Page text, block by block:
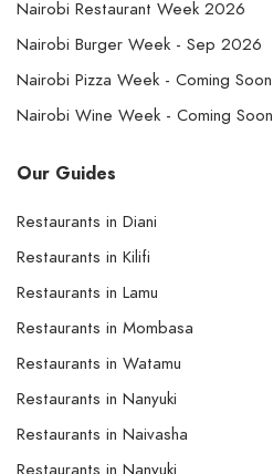
Nairobi Restaurant Week 2026
Nairobi Burger Week - Sep 2026
Nairobi Pizza Week - Coming Soon
Nairobi Wine Week - Coming Soon
Our Guides
Restaurants in Diani
Restaurants in Kilifi
Restaurants in Lamu
Restaurants in Mombasa
Restaurants in Watamu
Restaurants in Nanyuki
Restaurants in Naivasha